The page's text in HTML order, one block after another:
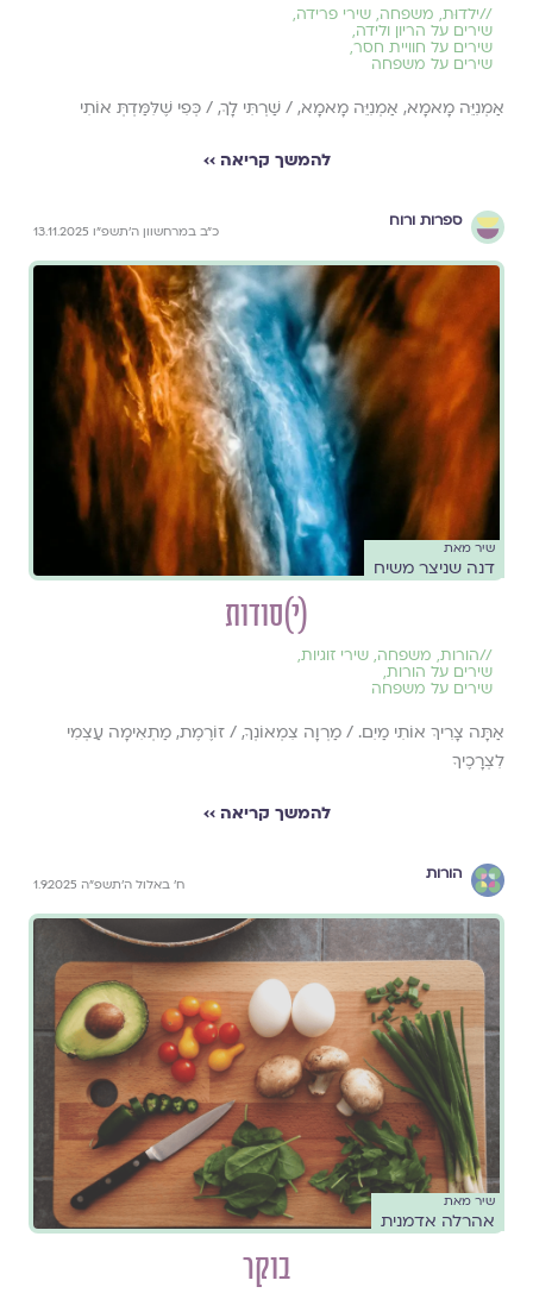
//ילדוּת, משפחה, שירי פרידה,
שירים על הריון ולידה,
שירים על חוויית חסר,
שירים על משפחה
אַמְנִיֵּה מָאמָא, אַמְנִיֵּה מָאמָא, / שַׁרְתִּי לָךְ, / כְּפִי שֶׁלִּמַּדְתְּ אוֹתִי
להמשך קריאה ››
ספרות ורוח
כ״ב במרחשוון ה׳תשפ״ו 13.11.2025
שיר מאת
דנה שניצר משיח
(י)סודות
//הורות, משפחה, שירי זוגיות,
שירים על הורות,
שירים על משפחה
אַתָּה צָרִיךְ אוֹתִי מַיִם. / מַרְוָה צִמְאוֹנְךָ, / זוֹרֶמֶת, מַתְאִימָה עַצְמִי
לִצְרָכֶיךָ
להמשך קריאה ››
הורות
ח׳ באלול ה׳תשפ״ה 1.9.2025
שיר מאת
אהרלה אדמנית
בוקר